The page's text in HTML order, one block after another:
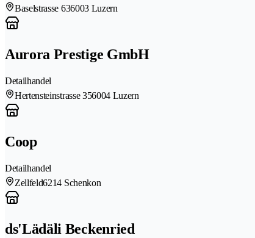
Baselstrasse 636003 Luzern
Aurora Prestige GmbH
Detailhandel
Hertensteinstrasse 356004 Luzern
Coop
Detailhandel
Zellfeld6214 Schenkon
ds'Lädäli Beckenried